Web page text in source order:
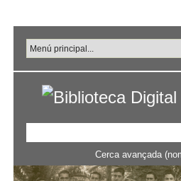
principal
Cerca avançada